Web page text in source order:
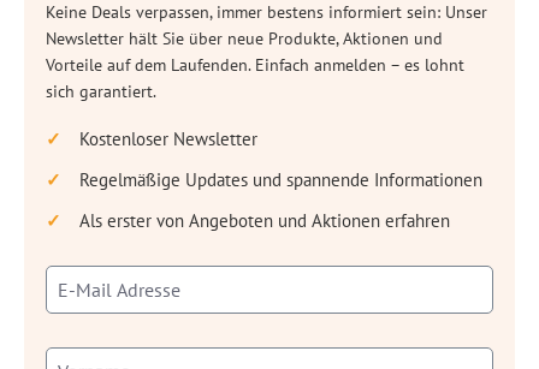
Keine Deals verpassen, immer bestens informiert sein: Unser
Newsletter hält Sie über neue Produkte, Aktionen und
Vorteile auf dem Laufenden. Einfach anmelden – es lohnt
sich garantiert.
Kostenloser Newsletter
Regelmäßige Updates und spannende Informationen
Als erster von Angeboten und Aktionen erfahren